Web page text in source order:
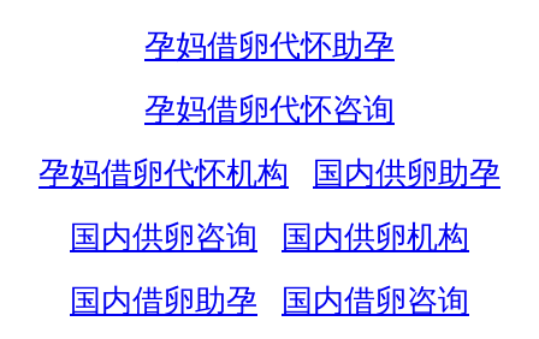
孕妈借卵代怀助孕
孕妈借卵代怀咨询
孕妈借卵代怀机构
国内供卵助孕
国内供卵咨询
国内供卵机构
国内借卵助孕
国内借卵咨询